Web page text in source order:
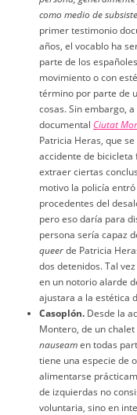
como medio de
primer testimonio
años, el vocablo ha
parte de los
movimiento o con
término por parte de
cosas. Sin embargo,
documental Ciutat
Patricia Heras, que
accidente de bicicleta
extraer ciertas
motivo la policía
procedentes del
pero eso daría para
persona sería capaz
queerde Patricia
dos detenidos. Tal
en un notorio alarde
ajustara a la estética
Casoplón. Desde la
Montero, de un
nauseamen todas
tiene una especie de
alimentarse
de izquierdas no
voluntaria, sino en